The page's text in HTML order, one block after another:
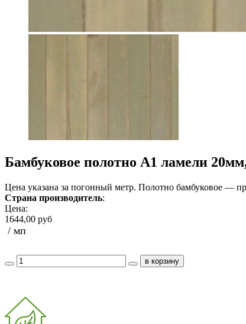
Бамбуковое полотно А1 ламели
Цена указана за погонный метр. Полотно бамбуковое —
Страна производитель:
Цена:
1644,00 руб
/ мп